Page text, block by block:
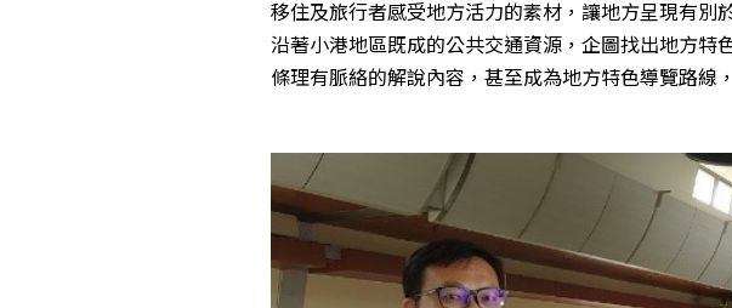
移住及旅行者感受地方活力的素材，讓地方呈現有別
沿著小港地區既成的公共交通資源，企圖找出地方特
條理有脈絡的解說內容，甚至成為地方特色導覽路線